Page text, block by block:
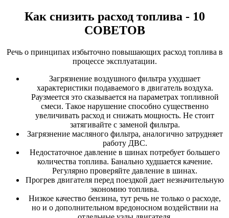
Как снизить расход топлива - 10
СОВЕТОВ
Речь о принципах избыточно повышающих расход топлива в
процессе эксплуатации.
Загрязнение воздушного фильтра ухудшает
характеристики подаваемого в двигатель воздуха.
Раузмеется это сказывается на параметрах топливной
смеси. Такое нарушение способно существенно
увеличивать расход и снижать мощность. Не стоит
затягивайте с заменой фильтра.
Загрязнение масляного фильтра, аналогично затрудняет
работу ДВС.
Недостаточное давление в шинах потребует большего
количества топлива. Банально худшается качение.
Регулярно проверяйте давление в шинах.
Прогрев двигателя перед поездкой дает незначительную
экономию топлива.
Низкое качество бензина, тут речь не только о расходе,
но и о дополнительном вредоносном воздействии на